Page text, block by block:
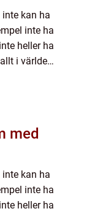
kan ha
inte ha
heller ha
i världen
med
kan ha
inte ha
heller ha